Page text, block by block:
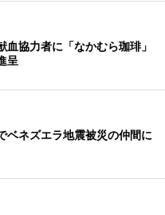
血協力者に「なかむら珈琲」
呈
ベネズエラ地震被災の仲間に